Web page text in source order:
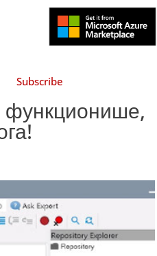
Subscribe
функционише,